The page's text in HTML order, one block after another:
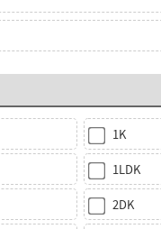
1K
1LDK
2DK